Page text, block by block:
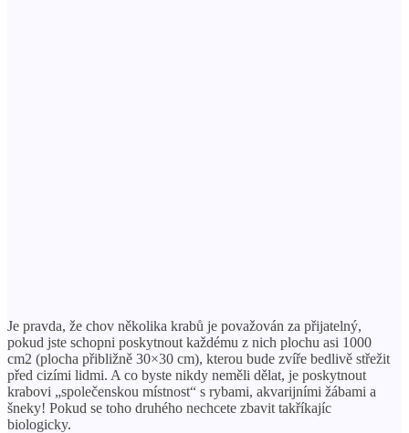
Je pravda, že chov několika krabů je považován za přijatelný,
pokud jste schopni poskytnout každému z nich plochu asi 1000
cm2 (plocha přibližně 30×30 cm), kterou bude zvíře bedlivě střežit
před cizími lidmi. A co byste nikdy neměli dělat, je poskytnout
krabovi „společenskou místnost“ s rybami, akvarijními žábami a
šneky! Pokud se toho druhého nechcete zbavit takříkajíc
biologicky.